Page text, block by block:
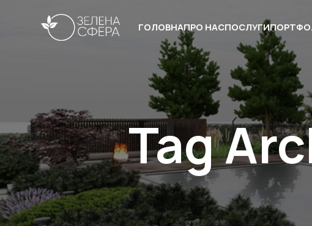
ГОЛОВНАПРО НАСПОСЛУГИ
Tag